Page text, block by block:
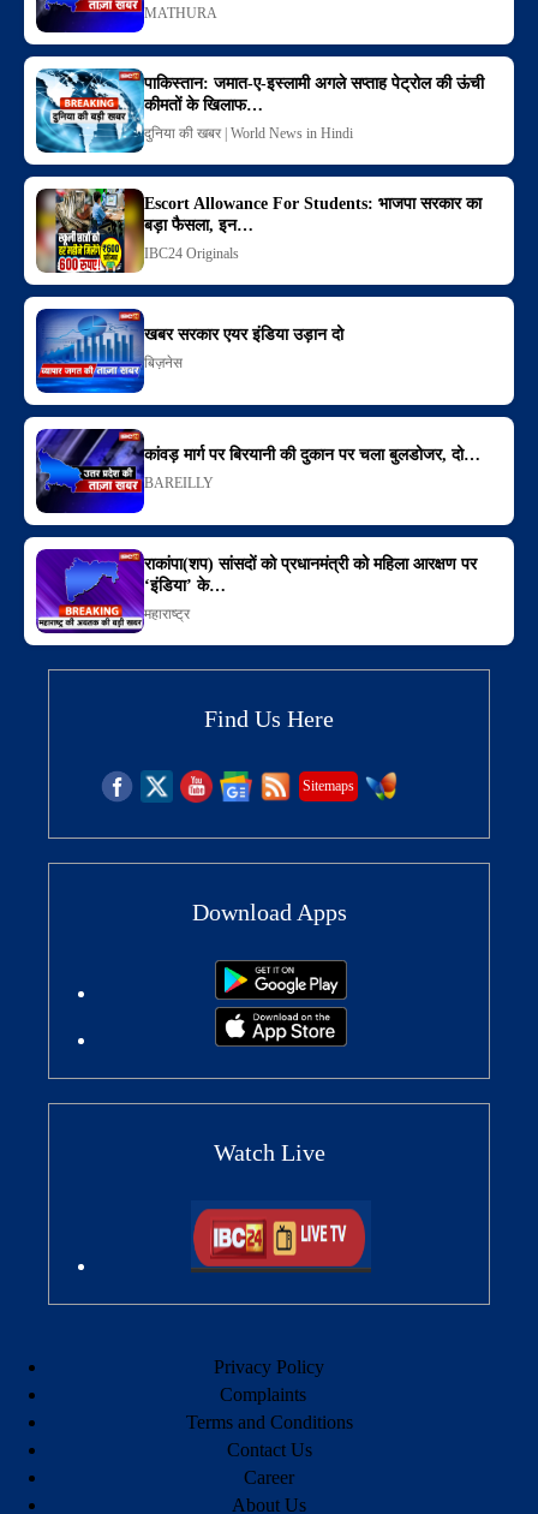
MATHURA
पाकिस्तान: जमात-ए-इस्लामी अगले सप्ताह पेट्रोल की ऊंची
कीमतों के खिलाफ…
दुनिया की खबर | World News in Hindi
Escort Allowance For Students: भाजपा सरकार का
बड़ा फैसला, इन…
IBC24 Originals
खबर सरकार एयर इंडिया उड़ान दो
बिज़नेस
कांवड़ मार्ग पर बिरयानी की दुकान पर चला बुलडोजर, दो…
BAREILLY
राकांपा(शप) सांसदों को प्रधानमंत्री को महिला आरक्षण पर
‘इंडिया’ के…
महाराष्ट्र
Find Us Here
Sitemaps
Download Apps
Watch Live
Privacy Policy
Complaints
Terms and Conditions
Contact Us
Career
About Us